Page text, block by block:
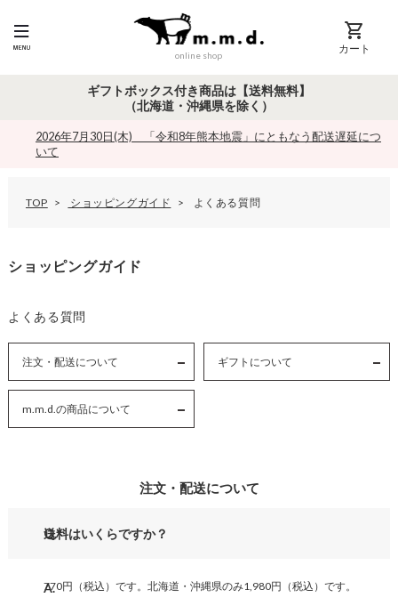
online shop カート
ギフトボックス付き商品は【送料無料】
（北海道・沖縄県を除く）
2026年7月30日(木) 「令和8年熊本地震」にともなう配送遅延につ
いて
TOP ショッピングガイド よくある質問
ショッピングガイド
よくある質問
注文・配送について ギフトについて
m.m.d.の商品について
注文・配送について
送料はいくらですか？
770円（税込）です。北海道・沖縄県のみ1,980円（税込）です。